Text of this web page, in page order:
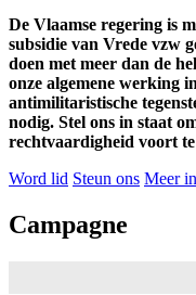
De Vlaamse regering is
subsidie van Vrede vzw
doen met meer dan de
onze algemene werking
antimilitaristische
nodig. Stel ons in staat
rechtvaardigheid voort
Word lid Steun ons Meer
Campagne